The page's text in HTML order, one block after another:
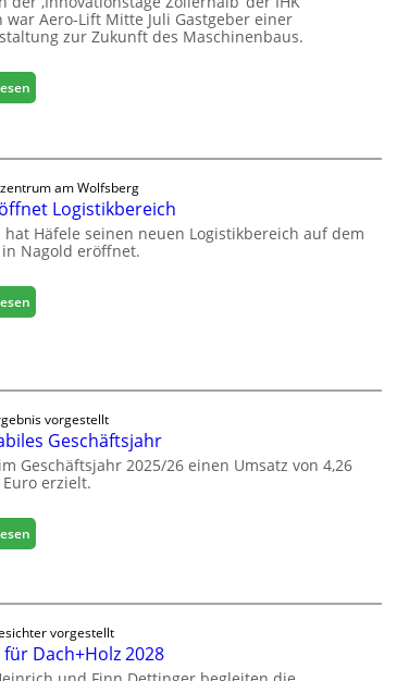
war Aero-Lift Mitte Juli Gastgeber einer
zur Zukunft des Maschinenbaus.
:
M
h
i
n
e
b
a
g
i
t
a
l
s
i
t
c
am Wolfsberg
Logistikbereich
hat Häfele seinen neuen Logistikbereich auf dem
Nagold eröffnet.
:
H
e
e
r
ö
n
L
o
g
i
vorgestellt
Geschäftsjahr
Geschäftsjahr 2025/26 einen Umsatz von 4,26
erzielt.
:
E
r
vorgestellt
Dach+Holz 2028